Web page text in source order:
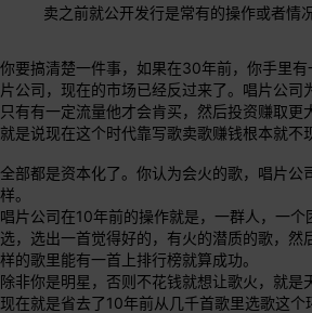
卖之前就公开发行是常有的操作或者情
你要搞清楚一件事，如果在30年前，你手里
片公司，现在的市场已经反过来了。唱片公司
只有有一定流量他才会肯买，然后投资赚取更
就是说现在这个时代靠写歌卖歌赚钱根本就不
全部都是资本化了。你认为会火的歌，唱片公
样。
唱片公司在10年前的操作就是，一群人，一个
选，选出一首觉得好的，有火的潜质的歌，然
样的歌里能有一首上排行榜就算成功。
除非你是明星，否则不花钱就想让歌火，就是
现在就是省去了10年前从几千首歌里选歌这个